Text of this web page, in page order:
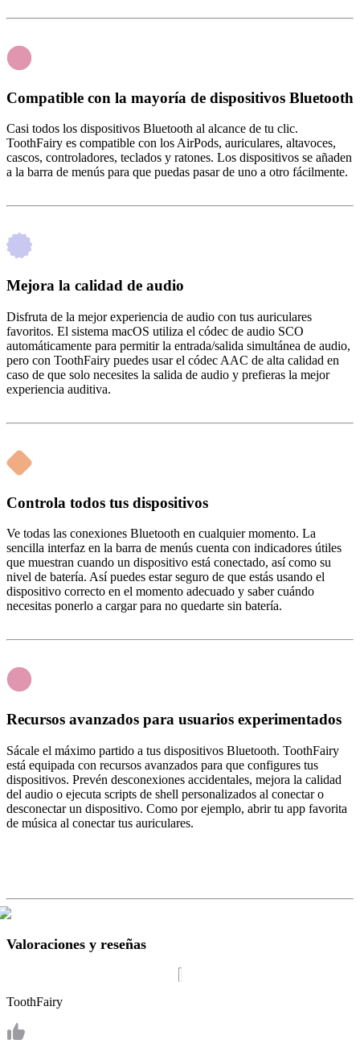
Compatible con la mayoría de dispositivos Bluetooth
Casi todos los dispositivos Bluetooth al alcance de tu clic.
ToothFairy es compatible con los AirPods, auriculares, altavoces,
cascos, controladores, teclados y ratones. Los dispositivos se añaden
a la barra de menús para que puedas pasar de uno a otro fácilmente.
Mejora la calidad de audio
Disfruta de la mejor experiencia de audio con tus auriculares
favoritos. El sistema macOS utiliza el códec de audio SCO
automáticamente para permitir la entrada/salida simultánea de audio,
pero con ToothFairy puedes usar el códec AAC de alta calidad en
caso de que solo necesites la salida de audio y prefieras la mejor
experiencia auditiva.
Controla todos tus dispositivos
Ve todas las conexiones Bluetooth en cualquier momento. La
sencilla interfaz en la barra de menús cuenta con indicadores útiles
que muestran cuando un dispositivo está conectado, así como su
nivel de batería. Así puedes estar seguro de que estás usando el
dispositivo correcto en el momento adecuado y saber cuándo
necesitas ponerlo a cargar para no quedarte sin batería.
Recursos avanzados para usuarios experimentados
Sácale el máximo partido a tus dispositivos Bluetooth. ToothFairy
está equipada con recursos avanzados para que configures tus
dispositivos. Prevén desconexiones accidentales, mejora la calidad
del audio o ejecuta scripts de shell personalizados al conectar o
desconectar un dispositivo. Como por ejemplo, abrir tu app favorita
de música al conectar tus auriculares.
Valoraciones y reseñas
ToothFairy